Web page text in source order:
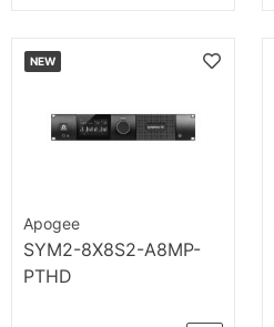
NEW
Apogee
SYM2-8X8S2-A8MP-
PTHD